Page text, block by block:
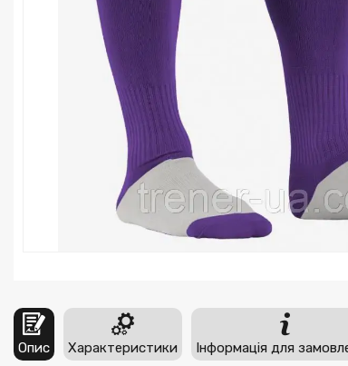
Опис Характеристики Інформація для